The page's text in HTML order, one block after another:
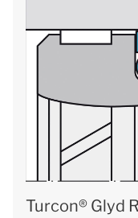
Turcon® Glyd